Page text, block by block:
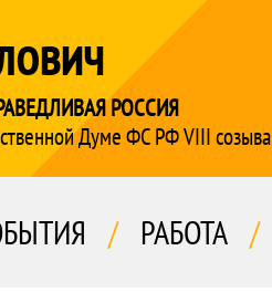
РОССИЯ
Думе ФС РФ VIII созыва
/ РАБОТА /